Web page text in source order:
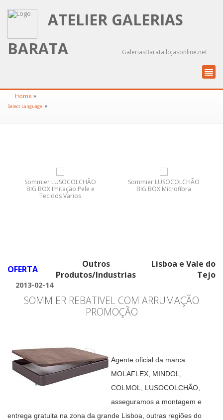
ATELIER GALERIAS
BARATA
GaleriasBarata.lojasonline.net
Home »
Select Language ▼
Sommier LUSOCOLCHÃO
BIG BOX Imitação Pele e
Tecidos Varios
Sommier LUSOCOLCHÃO
BIG BOX Microfibra
OFERTA
Outros
Produtos/Industrias
Lisboa e Vale do
Tejo
2013-02-14
SOMMIER REBATIVEL COM ARRUMAÇÃO
PROMOÇÃO
Agente oficial da marca
MOLAFLEX, MINDOL,
COLMOL, LUSOCOLCHÃO,
asseguramos a montagem e
entrega gratuita na zona da grande Lisboa, outras regiões do